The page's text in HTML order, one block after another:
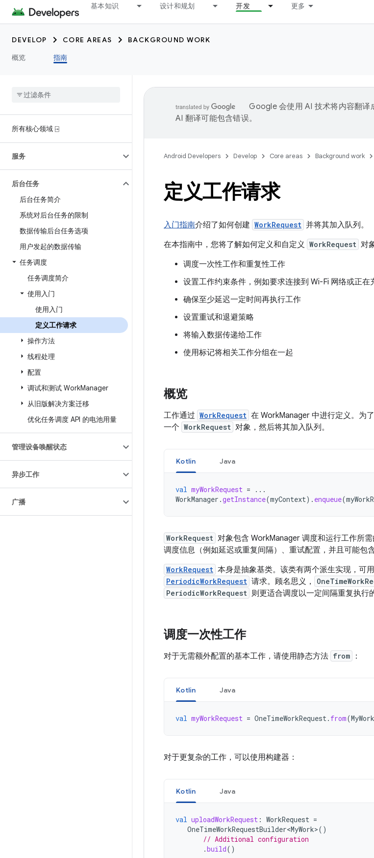
基本知识 设计和规划 开发 更多
DEVELOP CORE AREAS
BACKGROUND WORK
概览
指南
所有核心领域 ⍈
服务
后台任务
后台任务简介
系统对后台任务的限制
数据传输后台任务选项
用户发起的数据传输
任务调度
任务调度简介
使用入门
使用入门
定义工作请求
操作方法
线程处理
配置
调试和测试 WorkManager
从旧版解决方案迁移
优化任务调度 API 的电池用量
管理设备唤醒状态
异步工作
广播
Google 会使用 AI 技术将内容翻译
AI 翻译可能包含错误。
Android Developers Develop Core areas Background work
定义工作请求
入门指南介绍了如何创建 WorkRequest 并将其加入队列。
在本指南中，您将了解如何定义和自定义 WorkRequest 对
调度一次性工作和重复性工作
设置工作约束条件，例如要求连接到 Wi-Fi 网络或正在
确保至少延迟一定时间再执行工作
设置重试和退避策略
将输入数据传递给工作
使用标记将相关工作分组在一起
概览
工作通过 WorkRequest 在 WorkManager 中进行定义。为
一个 WorkRequest 对象，然后将其加入队列。
Kotlin Java
val myWorkRequest =
...
WorkManager .getInstance(myContext). enqueue(
WorkRequest 对象包含 WorkManager 调度和运行工作所
调度信息（例如延迟或重复间隔）、重试配置，并且可能包
WorkRequest 本身是抽象基类。该类有两个派生实现，可
PeriodicWorkRequest 请求。顾名思义，
PeriodicWorkRequest 则更适合调度以一定间隔重复执行
调度一次性工作
对于无需额外配置的基本工作，请使用静态方法 from ：
Kotlin Java
val myWorkRequest = OneTimeWorkRequest. from(MyWork
对于更复杂的工作，可以使用构建器：
Kotlin Java
val uploadWorkRequest : WorkRequest =
OneTimeWorkRequestBuilder<MyWork>()
// Additional configuration
.build()